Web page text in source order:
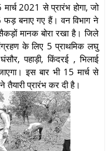
2021 से प्रारंभ होगा, जो
बनाए गए हैं। वन विभाग ने
मानक बोरा रखा है। जिले
के लिए 5 प्राथमिक लघु
पहाड़ी, किंदरई , भिलाई
इस बार भी 15 मार्च से
तैयारी प्रारंभ कर दी है।